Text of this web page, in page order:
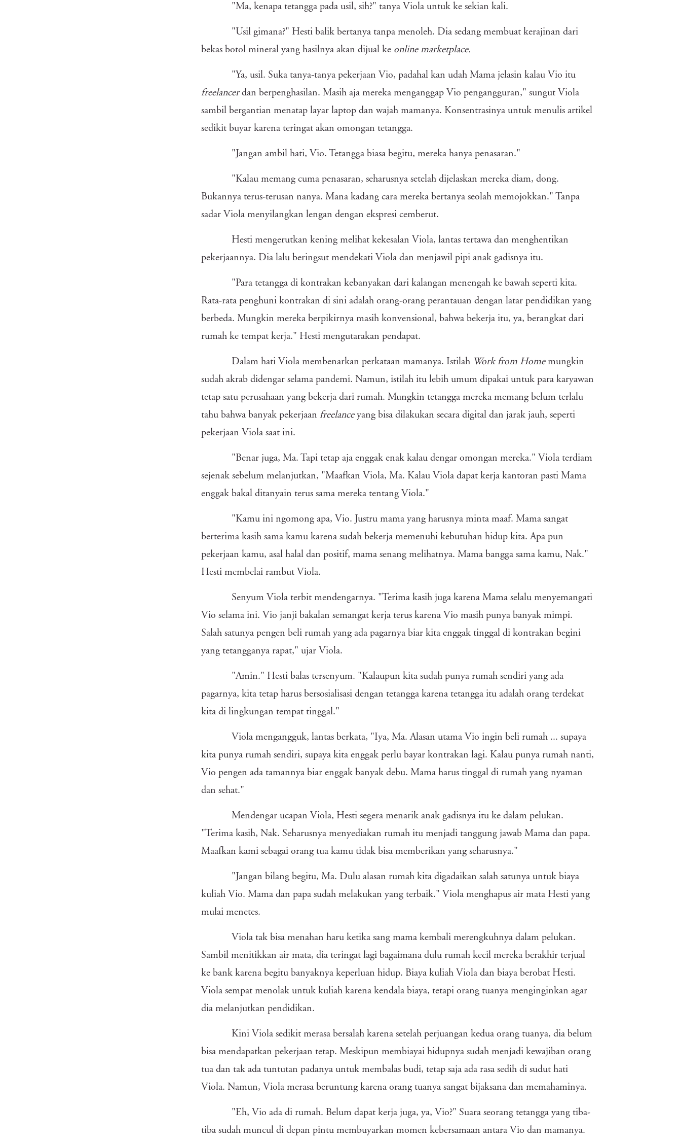
"Ma, kenapa tetangga pada usil, sih?" tanya Viola untuk ke sekian kali.
"Usil gimana?" Hesti balik bertanya tanpa menoleh. Dia sedang membuat kerajinan dari
bekas botol mineral yang hasilnya akan dijual ke online marketplace.
"Ya, usil. Suka tanya-tanya pekerjaan Vio, padahal kan udah Mama jelasin kalau Vio itu
freelancerdan berpenghasilan. Masih aja mereka menganggap Vio pengangguran," sungut Viola
sambil bergantian menatap layar laptop dan wajah mamanya. Konsentrasinya untuk menulis artikel
sedikit buyar karena teringat akan omongan tetangga.
"Jangan ambil hati, Vio. Tetangga biasa begitu, mereka hanya penasaran."
"Kalau memang cuma penasaran, seharusnya setelah dijelaskan mereka diam, dong.
Bukannya terus-terusan nanya. Mana kadang cara mereka bertanya seolah memojokkan." Tanpa
sadar Viola menyilangkan lengan dengan ekspresi cemberut.
Hesti mengerutkan kening melihat kekesalan Viola, lantas tertawa dan menghentikan
pekerjaannya. Dia lalu beringsut mendekati Viola dan menjawil pipi anak gadisnya itu.
"Para tetangga di kontrakan kebanyakan dari kalangan menengah ke bawah seperti kita.
Rata-rata penghuni kontrakan di sini adalah orang-orang perantauan dengan latar pendidikan yang
berbeda. Mungkin mereka berpikirnya masih konvensional, bahwa bekerja itu, ya, berangkat dari
rumah ke tempat kerja." Hesti mengutarakan pendapat.
Dalam hati Viola membenarkan perkataan mamanya. Istilah Work from Home mungkin
sudah akrab didengar selama pandemi. Namun, istilah itu lebih umum dipakai untuk para karyawan
tetap satu perusahaan yang bekerja dari rumah. Mungkin tetangga mereka memang belum terlalu
tahu bahwa banyak pekerjaan freelanceyang bisa dilakukan secara digital dan jarak jauh, seperti
pekerjaan Viola saat ini.
"Benar juga, Ma. Tapi tetap aja enggak enak kalau dengar omongan mereka." Viola terdiam
sejenak sebelum melanjutkan, "Maafkan Viola, Ma. Kalau Viola dapat kerja kantoran pasti Mama
enggak bakal ditanyain terus sama mereka tentang Viola."
"Kamu ini ngomong apa, Vio. Justru mama yang harusnya minta maaf. Mama sangat
berterima kasih sama kamu karena sudah bekerja memenuhi kebutuhan hidup kita. Apa pun
pekerjaan kamu, asal halal dan positif, mama senang melihatnya. Mama bangga sama kamu, Nak."
Hesti membelai rambut Viola.
Senyum Viola terbit mendengarnya. "Terima kasih juga karena Mama selalu menyemangati
Vio selama ini. Vio janji bakalan semangat kerja terus karena Vio masih punya banyak mimpi.
Salah satunya pengen beli rumah yang ada pagarnya biar kita enggak tinggal di kontrakan begini
yang tetangganya rapat," ujar Viola.
"Amin." Hesti balas tersenyum. "Kalaupun kita sudah punya rumah sendiri yang ada
pagarnya, kita tetap harus bersosialisasi dengan tetangga karena tetangga itu adalah orang terdekat
kita di lingkungan tempat tinggal."
Viola mengangguk, lantas berkata, "Iya, Ma. Alasan utama Vio ingin beli rumah ... supaya
kita punya rumah sendiri, supaya kita enggak perlu bayar kontrakan lagi. Kalau punya rumah nanti,
Vio pengen ada tamannya biar enggak banyak debu. Mama harus tinggal di rumah yang nyaman
dan sehat."
Mendengar ucapan Viola, Hesti segera menarik anak gadisnya itu ke dalam pelukan.
"Terima kasih, Nak. Seharusnya menyediakan rumah itu menjadi tanggung jawab Mama dan papa.
Maafkan kami sebagai orang tua kamu tidak bisa memberikan yang seharusnya."
"Jangan bilang begitu, Ma. Dulu alasan rumah kita digadaikan salah satunya untuk biaya
kuliah Vio. Mama dan papa sudah melakukan yang terbaik." Viola menghapus air mata Hesti yang
mulai menetes.
Viola tak bisa menahan haru ketika sang mama kembali merengkuhnya dalam pelukan.
Sambil menitikkan air mata, dia teringat lagi bagaimana dulu rumah kecil mereka berakhir terjual
ke bank karena begitu banyaknya keperluan hidup. Biaya kuliah Viola dan biaya berobat Hesti.
Viola sempat menolak untuk kuliah karena kendala biaya, tetapi orang tuanya menginginkan agar
dia melanjutkan pendidikan.
Kini Viola sedikit merasa bersalah karena setelah perjuangan kedua orang tuanya, dia belum
bisa mendapatkan pekerjaan tetap. Meskipun membiayai hidupnya sudah menjadi kewajiban orang
tua dan tak ada tuntutan padanya untuk membalas budi, tetap saja ada rasa sedih di sudut hati
Viola. Namun, Viola merasa beruntung karena orang tuanya sangat bijaksana dan memahaminya.
"Eh, Vio ada di rumah. Belum dapat kerja juga, ya, Vio?" Suara seorang tetangga yang tiba-
tiba sudah muncul di depan pintu membuyarkan momen kebersamaan antara Vio dan mamanya.